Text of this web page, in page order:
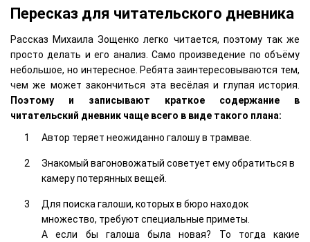
Пересказ для читательского дневника
Рассказ Михаила Зощенко легко читается, поэтому так же
просто делать и его анализ. Само произведение по объёму
небольшое, но интересное. Ребята заинтересовываются тем,
чем же может закончиться эта весёлая и глупая история.
Поэтому и записывают краткое содержание в
читательский дневник чаще всего в виде такого плана:
Автор теряет неожиданно галошу в трамвае.
Знакомый вагоновожатый советует ему обратиться в
камеру потерянных вещей.
Для поиска галоши, которых в бюро находок
множество, требуют специальные приметы.
А если бы галоша была новая? То тогда какие